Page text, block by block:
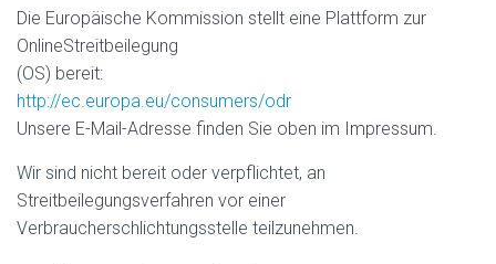
Die Europäische Kommission stellt eine Plattform zur
OnlineStreitbeilegung
(OS) bereit:
http://ec.europa.eu/consumers/odr
Unsere E-Mail-Adresse finden Sie oben im Impressum.
Wir sind nicht bereit oder verpflichtet, an
Streitbeilegungsverfahren vor einer
Verbraucherschlichtungsstelle teilzunehmen.